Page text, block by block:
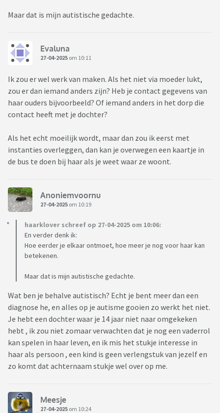
Maar dat is mijn autistische gedachte.
Evaluna
27-04-2025 om 10:11
Ik zou er wel werk van maken. Als het niet via moeder lukt,
zou er dan iemand anders zijn? Heb je contact gegevens van
haar ouders bijvoorbeeld? Of iemand anders in het dorp die
contact heeft met je dochter?
Als het echt moeilijk wordt, maar dan zou ik eerst met
instanties overleggen, dan kan je overwegen een kaartje in
de bus te doen bij haar als je weet waar ze woont.
Anoniemvoornu
27-04-2025 om 10:19
haarklover schreef op 27-04-2025 om 10:06:
En verder denk ik:
Hoe eerder je elkaar ontmoet, hoe meer je nog voor haar kan
betekenen.
Maar dat is mijn autistische gedachte.
Wat ben je behalve autistisch? Echt je bent meer dan een
diagnose he, en alles op je autisme gooien zo werkt het niet.
Je hebt een dochter waar je 14 jaar niet naar omgekeken
hebt , ik zou niet zomaar verwachten dat je nog een vaderrol
kan spelen in haar leven, en ik mis het stukje interesse in
haar als persoon , een kind is geen verlengstuk van jezelf en
zo komt dat achternaam stukje wel over op me.
Meesje
27-04-2025 om 10:24